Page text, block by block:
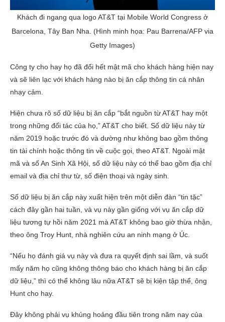
Khách đi ngang qua logo AT&T tại Mobile World Congress ở
Barcelona, Tây Ban Nha. (Hình minh họa: Pau Barrena/AFP via
Getty Images)
Công ty cho hay họ đã đổi hết mật mã cho khách hàng hiện nay
và sẽ liên lạc với khách hàng nào bị ăn cắp thông tin cá nhân
nhạy cảm.
Hiện chưa rõ số dữ liệu bị ăn cắp “bắt nguồn từ AT&T hay một
trong những đối tác của họ,” AT&T cho biết. Số dữ liệu này từ
năm 2019 hoặc trước đó và dường như không bao gồm thông
tin tài chính hoặc thông tin về cuộc gọi, theo AT&T. Ngoài mật
mã và số An Sinh Xã Hội, số dữ liệu này có thể bao gồm địa chỉ
email và địa chỉ thư từ, số điện thoại và ngày sinh.
Số dữ liệu bị ăn cắp này xuất hiện trên một diễn đàn “tin tặc”
cách đây gần hai tuần, và vụ này gần giống với vụ ăn cắp dữ
liệu tương tự hồi năm 2021 mà AT&T không bao giờ thừa nhận,
theo ông Troy Hunt, nhà nghiên cứu an ninh mạng ở Úc.
“Nếu họ đánh giá vụ này và đưa ra quyết định sai lầm, và suốt
mấy năm họ cũng không thông báo cho khách hàng bị ăn cắp
dữ liệu,” thì có thể không lâu nữa AT&T sẽ bị kiện tập thể, ông
Hunt cho hay.
Đây không phải vụ khủng hoảng đầu tiên trong năm nay của